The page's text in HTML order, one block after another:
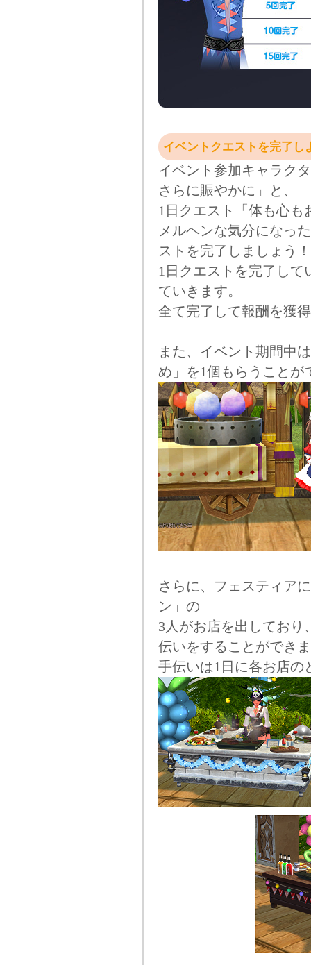
イベントクエストを完了し
イベント参加キャラク
さらに賑やかに」と、
1日クエスト「体も心も
メルヘンな気分になっ
ストを完了しましょう！
1日クエストを完了し
ていきます。
全て完了して報酬を獲
また、イベント期間中
め」を1個もらうことが
さらに、フェスティア
ン」の
3人がお店を出しており
伝いをすることができ
手伝いは1日に各お店の